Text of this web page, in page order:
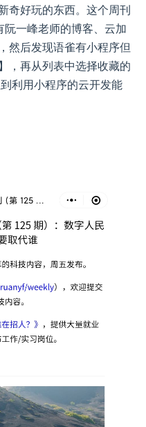
奇好玩的东西。这个周刊
一峰老师的博客、云加
然后发现语雀有小程序但
，再从列表中选择收藏的
利用小程序的云开发能